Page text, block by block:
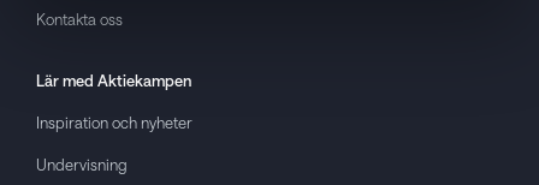
Kontakta oss
Lär med Aktiekampen
Inspiration och nyheter
Undervisning